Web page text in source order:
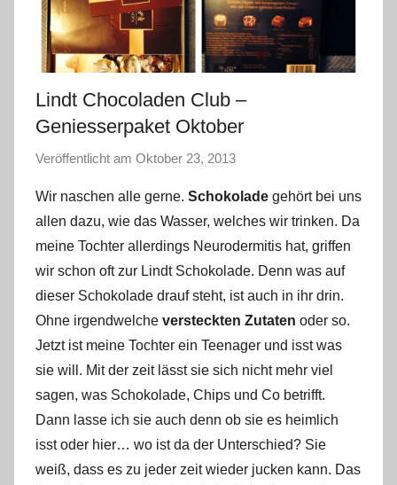
Lindt Chocoladen Club –
Geniesserpaket Oktober
Veröffentlicht am Oktober 23, 2013
n
Y
v
o
n
n
e
Wir naschen alle gerne. Schokolade gehört bei uns
allen dazu, wie das Wasser, welches wir trinken. Da
meine Tochter allerdings Neurodermitis hat, griffen
wir schon oft zur Lindt Schokolade. Denn was auf
dieser Schokolade drauf steht, ist auch in ihr drin.
Ohne irgendwelche versteckten Zutaten oder so.
Jetzt ist meine Tochter ein Teenager und isst was
sie will. Mit der zeit lässt sie sich nicht mehr viel
sagen, was Schokolade, Chips und Co betrifft.
Dann lasse ich sie auch denn ob sie es heimlich
isst oder hier… wo ist da der Unterschied? Sie
weiß, dass es zu jeder zeit wieder jucken kann. Das